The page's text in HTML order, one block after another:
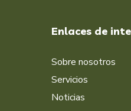
Enlaces de
Sobre nosotros
Servicios
Noticias